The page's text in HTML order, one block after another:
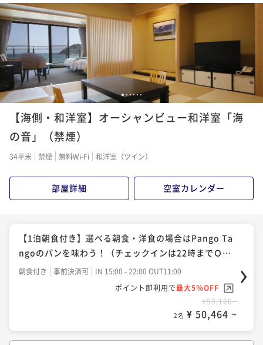
二食付き 事前決済可
IN 15:00 - 18:00 OUT11:00
ポイント即利用で
¥54,380~
【秋・暁会席】料理長厳選の秋の特選食材◆甘鯛や但
馬牛・松茸のすき焼きや松茸ご飯など、秋の味覚を堪
能！
二食付き 事前決済可
二食付き 事前決済可
IN 15:00 - 18:00 OUT11:00
2名 ¥ 153,824 ~
1 23456
【海側・和洋室】オーシャンビュー和洋室「海
の音」（禁煙）
34平米 禁煙 無料Wi-Fi 和洋室（ツイン）
部屋詳細 空室カレンダー
【1泊朝食付き】選べる朝食・洋食の場合はPango Ta
ngoのパンを味わう！（チェックインは22時までＯ
Ｋ）
朝食付き 事前決済可
IN 15:00 - 22:00 OUT11:00
ポイント即利用で最大5％OFF
¥53,120~
2名 ¥ 50,464 ~